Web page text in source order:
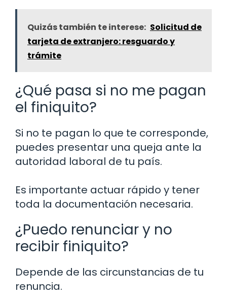
Quizás también te interese: Solicitud de
tarjeta de extranjero: resguardo y
trámite
¿Qué pasa si no me pagan
el finiquito?
Si no te pagan lo que te corresponde,
puedes presentar una queja ante la
autoridad laboral de tu país.
Es importante actuar rápido y tener
toda la documentación necesaria.
¿Puedo renunciar y no
recibir finiquito?
Depende de las circunstancias de tu
renuncia.